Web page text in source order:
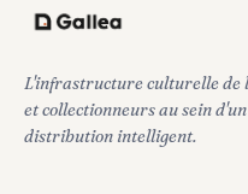
L'infrastructure culturelle de
et collectionneurs au sein
distribution intelligent.